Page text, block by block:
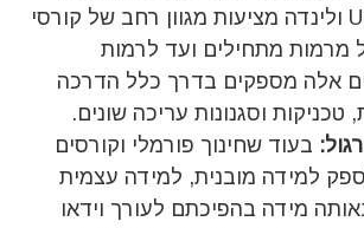
Udemy, Coursera ולינדה מציעות מגוון רחב של קורסי
מרמות מתחילים ועד לרמות
אלה מספקים בדרך כלל הדרכה
טכניקות וסגנונות עריכה שונים.
בעוד שחינוך פורמלי וקורסים
למידה מובנית, למידה עצמית
מידה בהפיכתם לעורך וידאו